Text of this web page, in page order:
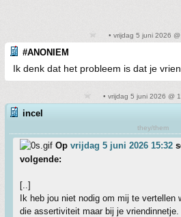
• vrijdag 5 juni 2026
#ANONIEM
Ik denk dat het probleem is dat je
• vrijdag 5 juni 2026 @
incel
they/them
Op vrijdag 5 juni 2026 15:32
volgende:
[..]
Ik heb jou niet nodig om mij te vertellen
die assertiviteit maar bij je